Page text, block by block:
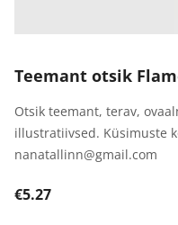
Teemant otsik
Otsik teemant, terav,
illustratiivsed. Küsimuste
nanatallinn@gmail.com
€5.27